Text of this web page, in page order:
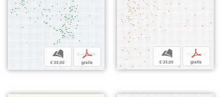
b
€ 35,00
p
gratis
b
€ 35,00
p
gratis